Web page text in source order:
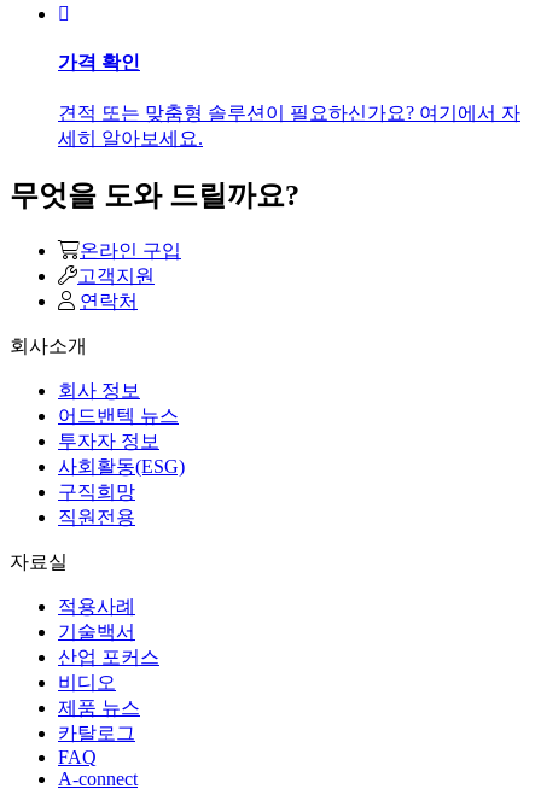
가격 확인
견적 또는 맞춤형 솔루션이 필요하신가요? 여기에서 자
세히 알아보세요.
무엇을 도와 드릴까요?
온라인 구입
고객지원
연락처
회사소개
회사 정보
어드밴텍 뉴스
투자자 정보
사회활동(ESG)
구직희망
직원전용
자료실
적용사례
기술백서
산업 포커스
비디오
제품 뉴스
카탈로그
FAQ
A-connect